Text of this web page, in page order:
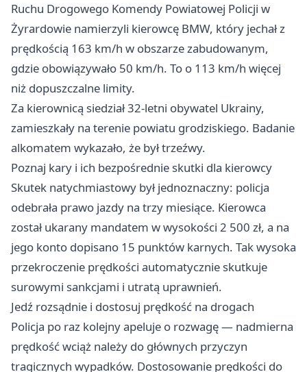
Ruchu Drogowego Komendy Powiatowej Policji w
Żyrardowie namierzyli kierowcę BMW, który jechał z
prędkością 163 km/h w obszarze zabudowanym,
gdzie obowiązywało 50 km/h. To o 113 km/h więcej
niż dopuszczalne limity.
Za kierownicą siedział 32‑letni obywatel Ukrainy,
zamieszkały na terenie powiatu grodziskiego. Badanie
alkomatem wykazało, że był trzeźwy.
Poznaj kary i ich bezpośrednie skutki dla kierowcy
Skutek natychmiastowy był jednoznaczny: policja
odebrała prawo jazdy na trzy miesiące. Kierowca
został ukarany mandatem w wysokości 2 500 zł, a na
jego konto dopisano 15 punktów karnych. Tak wysoka
przekroczenie prędkości automatycznie skutkuje
surowymi sankcjami i utratą uprawnień.
Jedź rozsądnie i dostosuj prędkość na drogach
Policja po raz kolejny apeluje o rozwagę — nadmierna
prędkość wciąż należy do głównych przyczyn
tragicznych wypadków. Dostosowanie prędkości do